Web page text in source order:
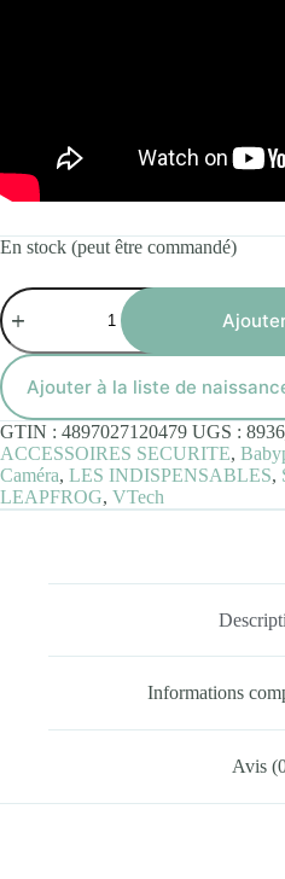
En stock (peut être commandé)
quantité
de
Babyphone
LeapFrog
LF925HD
360°
avec
Wifi
et
Moniteur
Ajouter à la liste de
GTIN : 4897027120479 UGS :
ACCESSOIRES SECURITE,
Caméra, LES INDISPENSABLES,
LEAPFROG, VTech
Informations
Avis